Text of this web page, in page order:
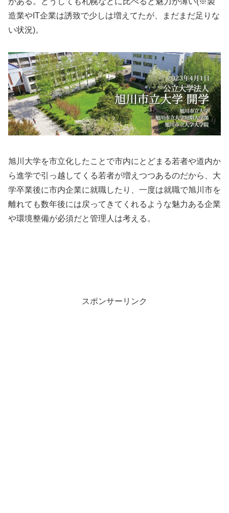
造業やIT企業は誘致で少しは増えてたが、まだまだ足りな
い状況)。
旭川大学を市立化したことで市内にとどまる若者や道内か
ら進学で引っ越してくる若者が増えつつあるのだから、大
学卒業後に市内企業に就職したり、一度は就職で旭川市を
離れても数年後には戻ってきてくれるような魅力ある企業
や環境整備が必須だと管理人は考える。
スポンサーリンク